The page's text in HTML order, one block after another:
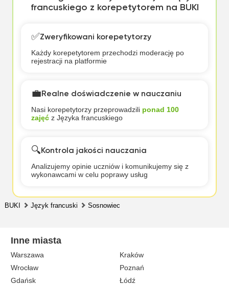
francuskiego z korepetytorem na BUKI
✅Zweryfikowani korepetytorzy
Każdy korepetytorem przechodzi moderację po
rejestracji na platformie
💼Realne doświadczenie w nauczaniu
Nasi korepetytorzy przeprowadzili ponad 100
zajęćz Języka francuskiego
🔍Kontrola jakości nauczania
Analizujemy opinie uczniów i komunikujemy się z
wykonawcami w celu poprawy usług
BUKI Język francuski Sosnowiec
Inne miasta
Warszawa
Kraków
Wrocław
Poznań
Gdańsk
Łódź